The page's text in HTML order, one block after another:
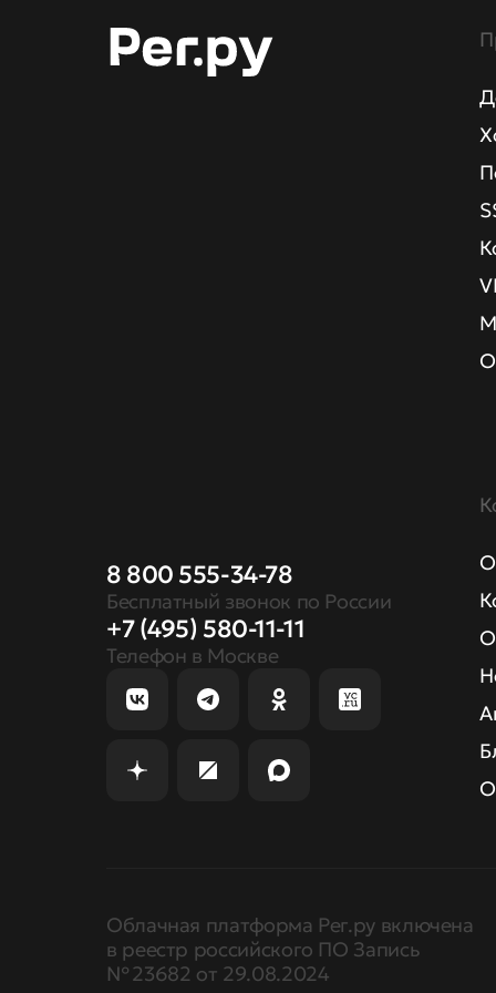
8 800 555-34-78
Бесплатный звонок по России
+7 (495) 580-11-11
Телефон в Москве
Облачная платформа Рег.ру включена
в реестр российского ПО Запись
№ 23682 от 29.08.2024